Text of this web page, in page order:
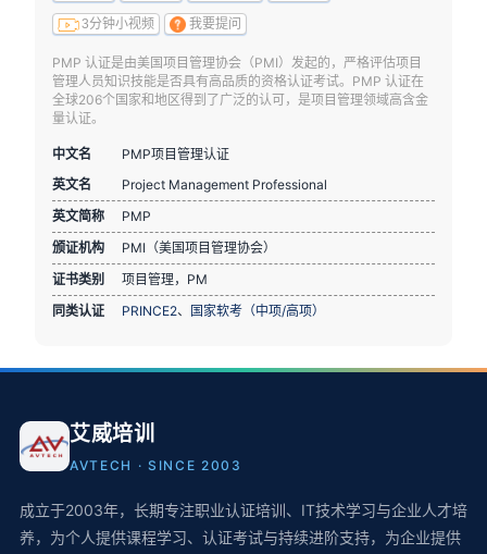
3分钟小视频 我要提问
PMP 认证是由美国项目管理协会（PMI）发起的，严格评估项目
管理人员知识技能是否具有高品质的资格认证考试。PMP 认证在
全球206个国家和地区得到了广泛的认可，是项目管理领域高含金
量认证。
中文名
PMP项目管理认证
英文名
Project Management Professional
英文简称
PMP
颁证机构
PMI（美国项目管理协会）
证书类别
项目管理，PM
同类认证
PRINCE2、 国家软考（中项/高项）
艾威培训
AVTECH · SINCE 2003
成立于2003年，长期专注职业认证培训、IT技术学习与企业人才培
养，为个人提供课程学习、认证考试与持续进阶支持，为企业提供